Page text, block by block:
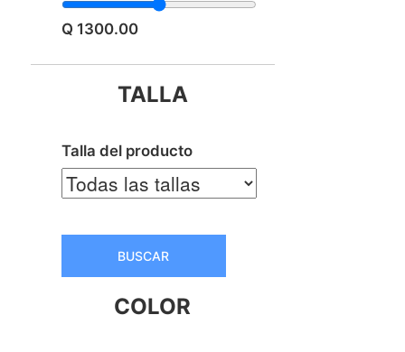
Q 1300.00
TALLA
Talla del producto
BUSCAR
COLOR